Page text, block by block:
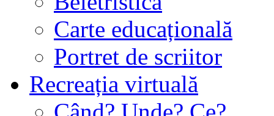
Carte educațională
Portret de scriitor
Recreația virtuală